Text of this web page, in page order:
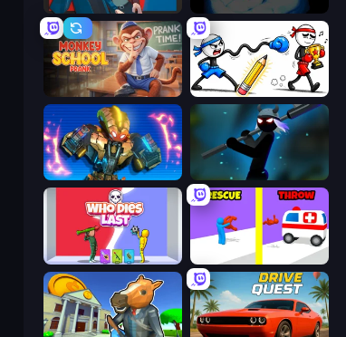
Max vs Gangsters Street Fighter 2
Monkey School Prank Doodle Smash
Ultimate Robo Duel 3D Stickman Weapon Master
Who Dies Last? Rescue Throw